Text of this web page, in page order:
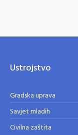
Ustrojstvo
Gradska uprava
Savjet mladih
Civilna zaštita